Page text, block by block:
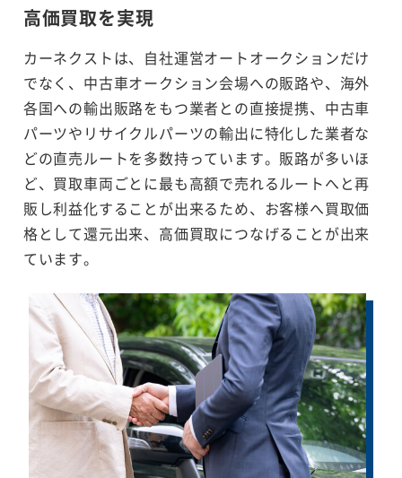
高価買取を実現
カーネクストは、自社運営オートオークションだけ
でなく、中古車オークション会場への販路や、海外
各国への輸出販路をもつ業者との直接提携、中古車
パーツやリサイクルパーツの輸出に特化した業者な
どの直売ルートを多数持っています。販路が多いほ
ど、買取車両ごとに最も高額で売れるルートへと再
販し利益化することが出来るため、お客様へ買取価
格として還元出来、高価買取につなげることが出来
ています。